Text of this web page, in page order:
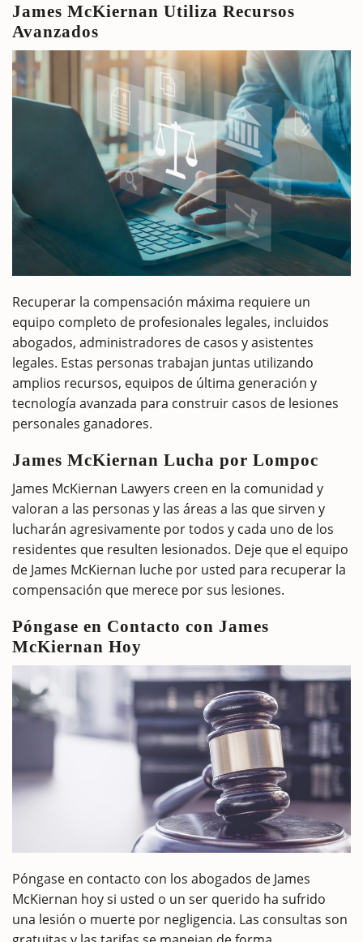
James McKiernan Utiliza Recursos
Avanzados
Recuperar la compensación máxima requiere un
equipo completo de profesionales legales, incluidos
abogados, administradores de casos y asistentes
legales. Estas personas trabajan juntas utilizando
amplios recursos, equipos de última generación y
tecnología avanzada para construir casos de lesiones
personales ganadores.
James McKiernan Lucha por Lompoc
James McKiernan Lawyers creen en la comunidad y
valoran a las personas y las áreas a las que sirven y
lucharán agresivamente por todos y cada uno de los
residentes que resulten lesionados. Deje que el equipo
de James McKiernan luche por usted para recuperar la
compensación que merece por sus lesiones.
Póngase en Contacto con James
McKiernan Hoy
Póngase en contacto con los abogados de James
McKiernan hoy si usted o un ser querido ha sufrido
una lesión o muerte por negligencia. Las consultas son